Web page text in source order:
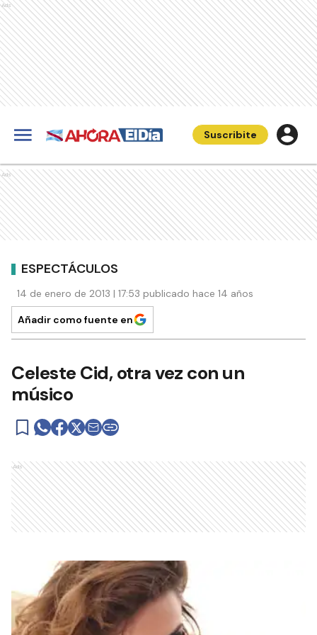
Ads
Suscribite
Ads
ESPECTÁCULOS
14 de enero de 2013 | 17:53 publicado hace 14 años
Añadir como fuente en
Celeste Cid, otra vez con un
músico
Ads